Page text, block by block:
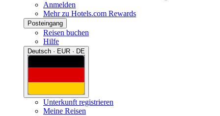
Anmelden
Mehr zu Hotels.com Rewards
Posteingang
Reisen buchen
Hilfe
Deutsch · EUR · DE
Unterkunft registrieren
Meine Reisen